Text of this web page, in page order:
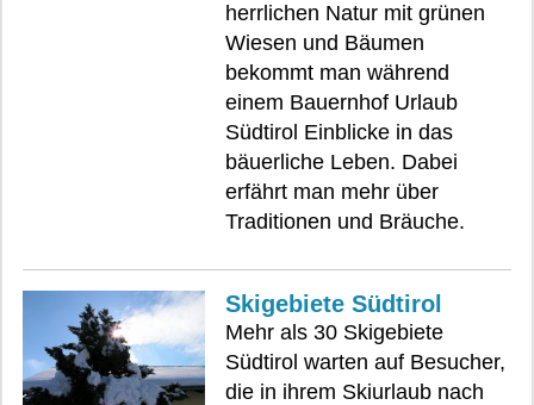
herrlichen Natur mit grünen
Wiesen und Bäumen
bekommt man während
einem Bauernhof Urlaub
Südtirol Einblicke in das
bäuerliche Leben. Dabei
erfährt man mehr über
Traditionen und Bräuche.
Skigebiete Südtirol
Mehr als 30 Skigebiete
Südtirol warten auf Besucher,
die in ihrem Skiurlaub nach